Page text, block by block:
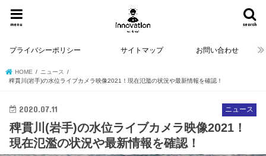
search
menu
プライバシーポリシー サイトマップ お問い合わせ
HOME
ニュース
稗貫川(岩手)の水位ライブカメラ映像2021！現在氾濫の状況や最新情報を確認！
ニュース
2020.07.11
稗貫川(岩手)の水位ライブカメラ映像2021！
現在氾濫の状況や最新情報を確認！